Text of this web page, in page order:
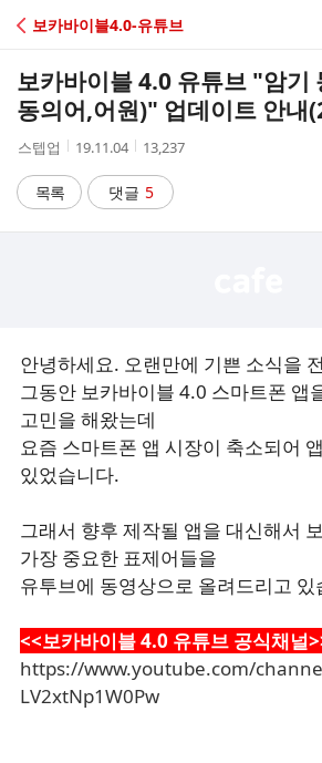
C
보카바이블4.0-유튜브
보카바이블 4.0 유튜브 "암기
동의어,어원)" 업데이트 안내
작
자
스텝업
작
시
간
19.11.04
조
수
13,237
목록 댓글 5
안녕하세요. 오랜만에 기쁜 소식을
그동안 보카바이블 4.0 스마트폰 앱
고민을 해왔는데
요즘 스마트폰 앱 시장이 축소되어
있었습니다.
그래서 향후 제작될 앱을 대신해서
가장 중요한 표제어들을
유투브에 동영상으로 올려드리고 있
<<보카바이블 4.0 유튜브 공식채널
https://www.youtube.com/
LV2xtNp1W0Pw